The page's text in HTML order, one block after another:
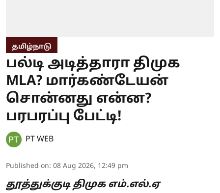
தமிழ்நாடு
பல்டி அடித்தாரா திமுக
MLA? மார்கண்டேயன்
சொன்னது என்ன?
பரபரப்பு பேட்டி!
PT WEB
Published on: 08 Aug 2026, 12:49 pm
தூத்துக்குடி திமுக எம்.எல்.ஏ